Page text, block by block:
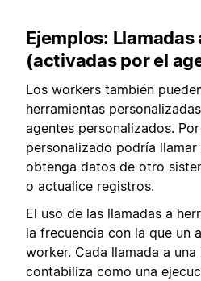
Ejemplos:
(activadas por el
Los workers también
herramientas
agentes personalizados.
personalizado podría
obtenga datos de otro
o actualice registros.
El uso de las llamadas a
la frecuencia con la que un
worker. Cada llamada a una
contabiliza como una